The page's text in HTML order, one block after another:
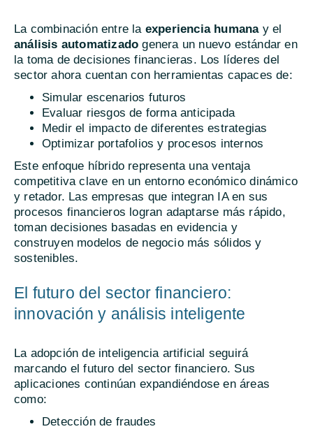
La combinación entre la experiencia humanay el
análisis automatizado genera un nuevo estándar en
la toma de decisiones financieras. Los líderes del
sector ahora cuentan con herramientas capaces de:
Simular escenarios futuros
Evaluar riesgos de forma anticipada
Medir el impacto de diferentes estrategias
Optimizar portafolios y procesos internos
Este enfoque híbrido representa una ventaja
competitiva clave en un entorno económico dinámico
y retador. Las empresas que integran IA en sus
procesos financieros logran adaptarse más rápido,
toman decisiones basadas en evidencia y
construyen modelos de negocio más sólidos y
sostenibles.
El futuro del sector financiero:
innovación y análisis inteligente
La adopción de inteligencia artificial seguirá
marcando el futuro del sector financiero. Sus
aplicaciones continúan expandiéndose en áreas
como:
Detección de fraudes